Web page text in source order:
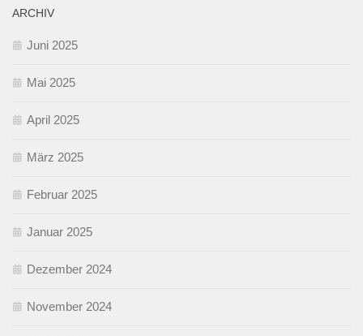
ARCHIV
Juni 2025
Mai 2025
April 2025
März 2025
Februar 2025
Januar 2025
Dezember 2024
November 2024